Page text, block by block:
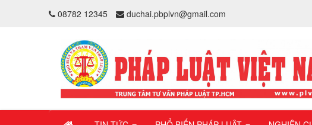
08782 12345 duchai.pbplvn@gmail.com